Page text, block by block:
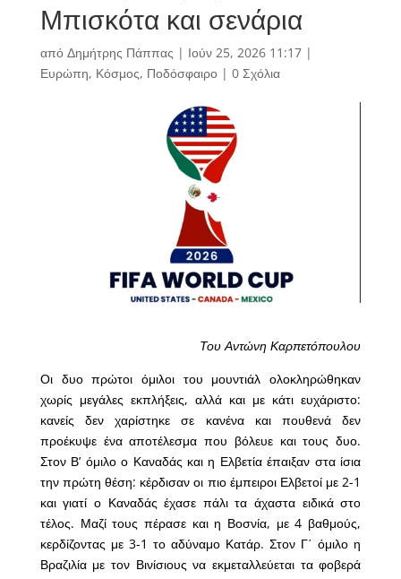
Μπισκότα και σενάρια
από Δημήτρης Πάππας | Ιούν 25, 2026 11:17|
Ευρώπη, Κόσμος, Ποδόσφαιρο| 0 Σχόλια
Του Αντώνη Καρπετόπουλου
Οι δυο πρώτοι όμιλοι του μουντιάλ ολοκληρώθηκαν
χωρίς μεγάλες εκπλήξεις, αλλά και με κάτι ευχάριστο:
κανείς δεν χαρίστηκε σε κανένα και πουθενά δεν
προέκυψε ένα αποτέλεσμα που βόλευε και τους δυο.
Στον Β’ όμιλο ο Καναδάς και η Ελβετία έπαιξαν στα ίσια
την πρώτη θέση: κέρδισαν οι πιο έμπειροι Ελβετοί με 2-1
και γιατί ο Καναδάς έχασε πάλι τα άχαστα ειδικά στο
τέλος. Μαζί τους πέρασε και η Βοσνία, με 4 βαθμούς,
κερδίζοντας με 3-1 το αδύναμο Κατάρ. Στον Γ΄ όμιλο η
Βραζιλία με τον Βινίσιους να εκμεταλλεύεται τα φοβερά